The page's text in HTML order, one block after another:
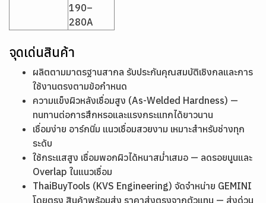
190–
280A
จุดเด่นสินค้า
ผลิตตามมาตรฐานสากล รับประกันคุณสมบัติเชิงกลและการ
ใช้งานตรงตามข้อกำหนด
ความแข็งผิวหลังเชื่อมสูง (As-Welded Hardness) —
ทนทานต่อการสึกหรอและแรงกระแทกได้ยาวนาน
เชื่อมง่าย อาร์กนิ่ม แนวเชื่อมสวยงาม เหมาะสำหรับช่างทุก
ระดับ
ใช้กระแสสูง เชื่อมพอกผิวได้หนาสม่ำเสมอ — ลดรอยนูนและ
Overlap ในแนวเชื่อม
ThaiBuyTools (KVS Engineering) จัดจำหน่าย GEMINI
โดยตรง สินค้าพร้อมส่ง ราคาส่งตรงจากตัวแทน — ส่งด่วน